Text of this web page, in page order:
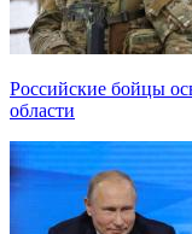
Российские бойцы
области